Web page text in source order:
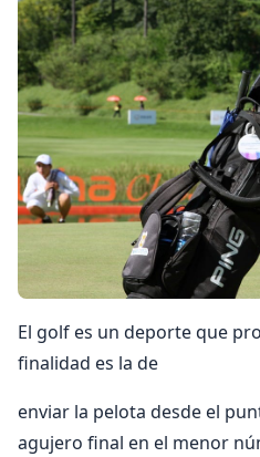
El golf es un deporte que
finalidad es la de
enviar la pelota desde el
agujero final en el menor